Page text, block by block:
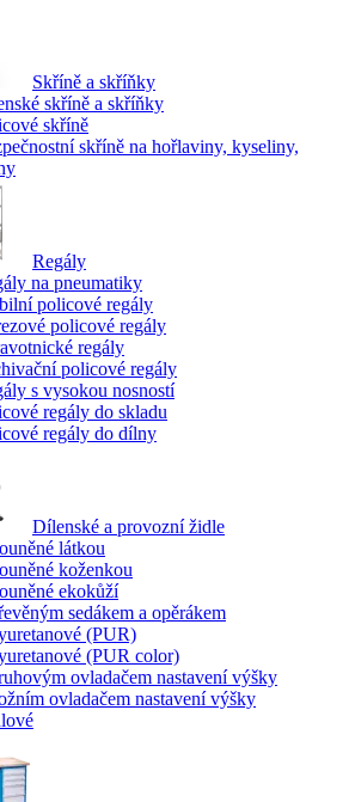
Skříně a skříňky
skříně a skříňky
skříně
skříně na hořlaviny, kyseliny,
Regály
na pneumatiky
policové regály
policové regály
regály
policové regály
s vysokou nosností
regály do skladu
regály do dílny
Dílenské a provozní židle
látkou
koženkou
ekokůží
sedákem a opěrákem
(PUR)
(PUR color)
ovladačem nastavení výšky
ovladačem nastavení výšky